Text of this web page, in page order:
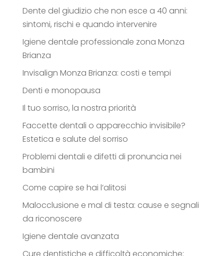
Dente del giudizio che non esce a 40 anni:
sintomi, rischi e quando intervenire
Igiene dentale professionale zona Monza
Brianza
Invisalign Monza Brianza: costi e tempi
Denti e monopausa
Il tuo sorriso, la nostra priorità
Faccette dentali o apparecchio invisibile?
Estetica e salute del sorriso
Problemi dentali e difetti di pronuncia nei
bambini
Come capire se hai l’alitosi
Malocclusione e mal di testa: cause e segnali
da riconoscere
Igiene dentale avanzata
Cure dentistiche e difficoltà economiche: